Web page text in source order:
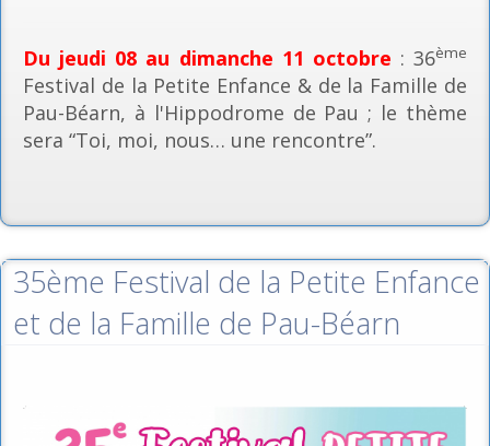
Du jeudi 08 au dimanche 11 octobre : 36ème
Festival de la Petite Enfance & de la Famille de
Pau-Béarn, à l'Hippodrome de Pau ; le thème
sera “Toi, moi, nous… une rencontre”.
35ème Festival de la Petite Enfance
et de la Famille de Pau-Béarn